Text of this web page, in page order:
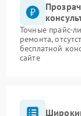
Точные прайс-
ремонта,
бесплатной
сайте